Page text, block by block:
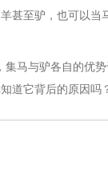
甚至驴，也可以当
，也会有一匹割马
马，也要争夺
集马与驴各自的优
道它背后的原因吗